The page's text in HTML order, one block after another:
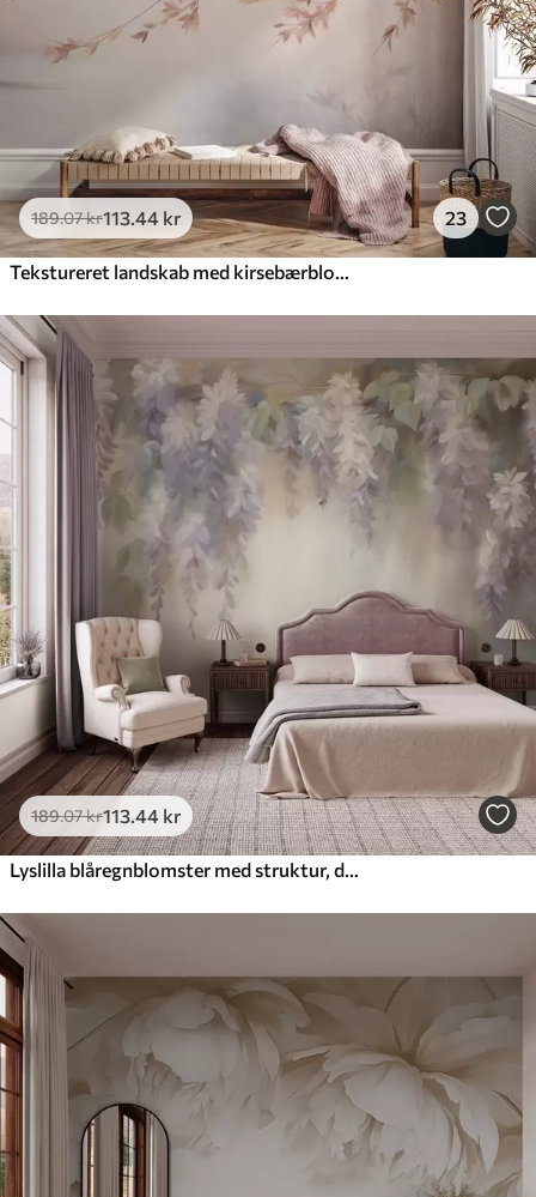
189.07kr113.44 kr 23
Tekstureret landskab med kirsebærblomstgren, lyserøde blade, blød, tåget baggrund
189.07kr113.44 kr
Lyslilla blåregnblomster med struktur, der hænger ned sammen med grønne blade, på en pastelfarvet baggrund